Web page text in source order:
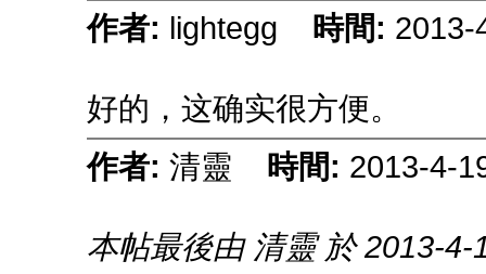
作者: lightegg 時間: 2013-
好的，这确实很方便。
作者: 清靈 時間: 2013-4-
本帖最後由 清靈 於 2013-